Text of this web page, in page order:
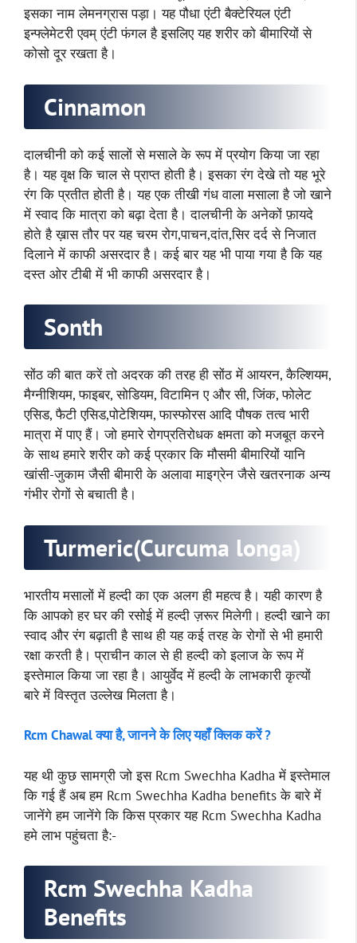
इसका नाम लेमनग्रास पड़ा। यह पौधा एंटी बैक्टेरियल एंटी
इन्फ्लेमेटरी एवम् एंटी फंगल है इसलिए यह शरीर को बीमारियों से
कोसो दूर रखता है।
Cinnamon
दालचीनी को कई सालों से मसाले के रूप में प्रयोग किया जा रहा
है। यह वृक्ष कि चाल से प्राप्त होती है। इसका रंग देखे तो यह भूरे
रंग कि प्रतीत होती है। यह एक तीखी गंध वाला मसाला है जो खाने
में स्वाद कि मात्रा को बढ़ा देता है। दालचीनी के अनेकों फ़ायदे
होते है ख़ास तौर पर यह चरम रोग,पाचन,दांत,सिर दर्द से निजात
दिलाने में काफी असरदार है। कई बार यह भी पाया गया है कि यह
दस्त ओर टीबी में भी काफी असरदार है।
Sonth
सोंठ की बात करें तो अदरक की तरह ही सोंठ में आयरन, कैल्शियम,
मैग्नीशियम, फाइबर, सोडियम, विटामिन ए और सी, जिंक, फोलेट
एसिड, फैटी एसिड,पोटेशियम, फास्फोरस आदि पौषक तत्व भारी
मात्रा में पाए हैं। जो हमारे रोगप्रतिरोधक क्षमता को मजबूत करने
के साथ हमारे शरीर को कई प्रकार कि मौसमी बीमारियों यानि
खांसी-जुकाम जैसी बीमारी के अलावा माइग्रेन जैसे खतरनाक अन्य
गंभीर रोगों से बचाती है।
Turmeric(Curcuma longa)
भारतीय मसालों में हल्दी का एक अलग ही महत्व है। यही कारण है
कि आपको हर घर की रसोई में हल्दी ज़रूर मिलेगी। हल्दी खाने का
स्वाद और रंग बढ़ाती है साथ ही यह कई तरह के रोगों से भी हमारी
रक्षा करती है। प्राचीन काल से ही हल्दी को इलाज के रूप में
इस्तेमाल किया जा रहा है। आयुर्वेद में हल्दी के लाभकारी कृत्यों
बारे में विस्तृत उल्लेख मिलता है।
Rcm Chawal क्या है, जानने के लिए यहाँ क्लिक करें ?
यह थी कुछ सामग्री जो इस Rcm Swechha Kadha में इस्तेमाल
कि गई हैं अब हम Rcm Swechha Kadha benefits के बारे में
जानेंगे हम जानेंगे कि किस प्रकार यह Rcm Swechha Kadha
हमे लाभ पहुंचता है:-
Rcm Swechha Kadha
Benefits